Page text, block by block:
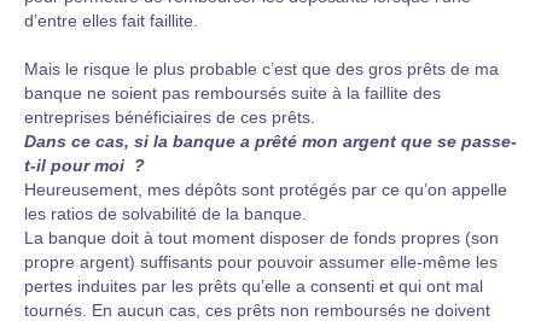
d’entre elles fait faillite.
Mais le risque le plus probable c’est que des gros prêts de ma
banque ne soient pas remboursés suite à la faillite des
entreprises bénéficiaires de ces prêts.
Dans ce cas, si la banque a prêté mon argent que se passe-
t-il pour moi ?
Heureusement, mes dépôts sont protégés par ce qu’on appelle
les ratios de solvabilité de la banque.
La banque doit à tout moment disposer de fonds propres (son
propre argent) suffisants pour pouvoir assumer elle-même les
pertes induites par les prêts qu’elle a consenti et qui ont mal
tournés. En aucun cas, ces prêts non remboursés ne doivent